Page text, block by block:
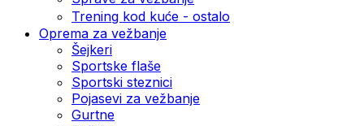
Trening kod kuće - ostalo
Oprema za vežbanje
Šejkeri
Sportske flaše
Sportski steznici
Pojasevi za vežbanje
Gurtne